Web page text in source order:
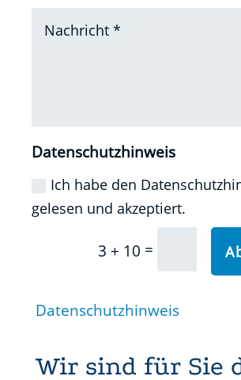
Datenschutzhinweis
Ich habe den
gelesen und akzeptiert.
3 + 10 =
Datenschutzhinweis
Wir sind für Sie